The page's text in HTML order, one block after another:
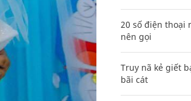
20 số điện thoại
nên gọi
Truy nã kẻ giết
bãi cát